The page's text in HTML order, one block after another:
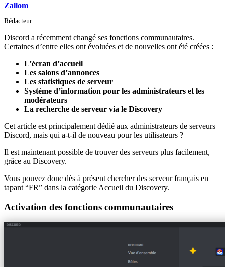
Zallom
Rédacteur
Discord a récemment changé ses fonctions communautaires.
Certaines d’entre elles ont évoluées et de nouvelles ont été créées :
L’écran d’accueil
Les salons d’annonces
Les statistiques de serveur
Système d’information pour les administrateurs et les
modérateurs
La recherche de serveur via le Discovery
Cet article est principalement dédié aux administrateurs de serveurs
Discord, mais qui a-t-il de nouveau pour les utilisateurs ?
Il est maintenant possible de trouver des serveurs plus facilement,
grâce au Discovery.
Vous pouvez donc dès à présent chercher des serveur français en
tapant “FR” dans la catégorie Accueil du Discovery.
Activation des fonctions communautaires